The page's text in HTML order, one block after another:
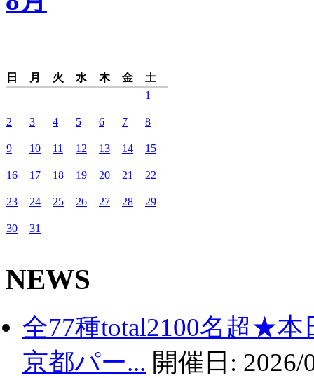
日 月 火 水 木 金
土
1
2 3 4 5 6 7 8
9 10 11 12 13 14 15
16 17 18 19 20 21 22
23 24 25 26 27 28 29
30 31
NEWS
全77種total2100名超★本
京都パー... 開催日: 2026/